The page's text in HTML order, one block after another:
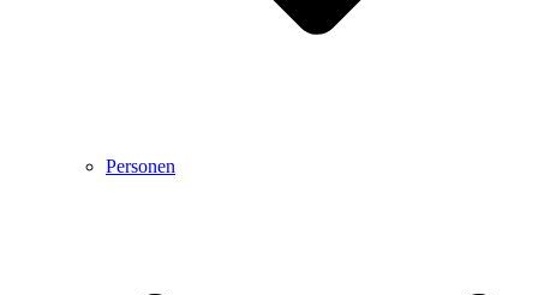
Personen